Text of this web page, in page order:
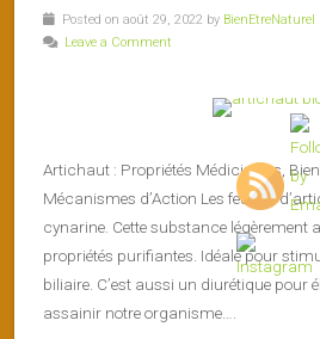
Posted on août 29, 2022 by BienEtreNaturel
Leave a Comment
Artichaut : Propriétés Médicinales,
Mécanismes d’Action Les feuilles
cynarine. Cette substance légèrement
propriétés purifiantes. Idéale pour
biliaire. C’est aussi un diurétique pour
assainir notre organisme….